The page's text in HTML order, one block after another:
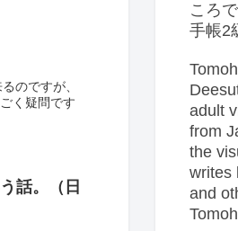
のですが、
く疑問です
話。（日
ころ
手帳2
adult
from
the
writes
and